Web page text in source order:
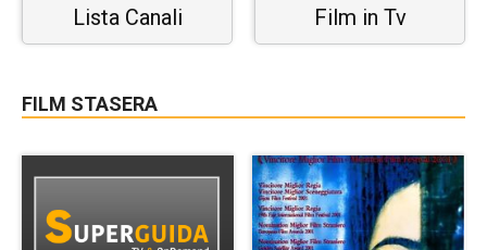
Lista Canali Film in Tv
FILM STASERA